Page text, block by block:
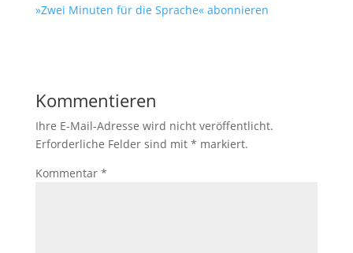
»Zwei Minuten für die Sprache« abonnieren
Kommentieren
Ihre E-Mail-Adresse wird nicht veröffentlicht.
Erforderliche Felder sind mit * markiert.
Kommentar *